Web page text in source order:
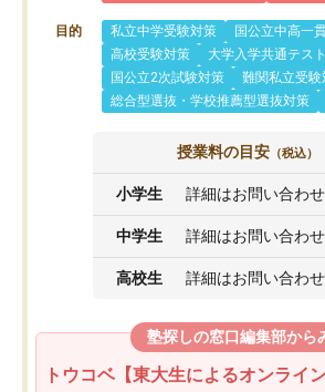
目的 私立中学受験対策
国公立中高一
高校受験対策
大学入学共通テス
国公立2次試験対策
難関私立受験
総合型選抜・学校推薦型選抜対策
授業料の目安 （税込）
小学生 詳細はお問い合わ
中学生 詳細はお問い合わ
高校生 詳細はお問い合わ
塾探しの窓口編集部から
トウコベ【東大生によるオンライ